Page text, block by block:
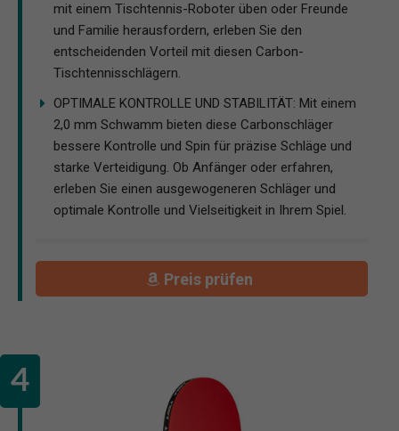
mit einem Tischtennis-Roboter üben oder Freunde
und Familie herausfordern, erleben Sie den
entscheidenden Vorteil mit diesen Carbon-
Tischtennisschlägern.
OPTIMALE KONTROLLE UND STABILITÄT: Mit einem
2,0 mm Schwamm bieten diese Carbonschläger
bessere Kontrolle und Spin für präzise Schläge und
starke Verteidigung. Ob Anfänger oder erfahren,
erleben Sie einen ausgewogeneren Schläger und
optimale Kontrolle und Vielseitigkeit in Ihrem Spiel.
Preis prüfen